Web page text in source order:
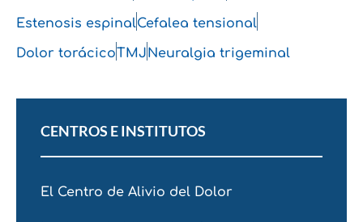
CENTROS E INSTITUTOS
El Centro de Alivio del Dolor
Estenosis espinalCefalea tensional
Dolor torácicoTMJNeuralgia trigeminal